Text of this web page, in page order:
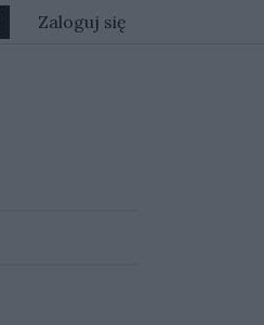
Zaloguj się